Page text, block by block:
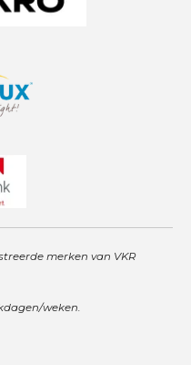
merken van VKR
weken.